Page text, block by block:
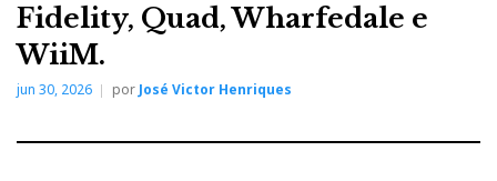
Fidelity, Quad, Wharfedale e
WiiM.
jun 30, 2026 por José Victor Henriques